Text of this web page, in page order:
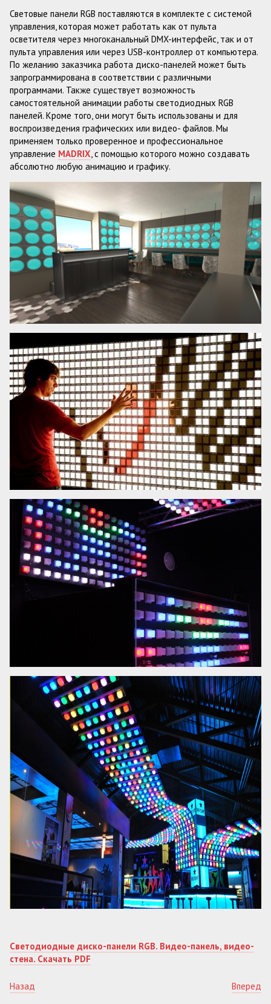
Световые панели RGB поставляются в комплекте с системой
управления, которая может работать как от пульта
осветителя через многоканальный DMX-интерфейс, так и от
пульта управления или через USB-контроллер от компьютера.
По желанию заказчика работа диско-панелей может быть
запрограммирована в соответствии с различными
программами. Также существует возможность
самостоятельной анимации работы светодиодных RGB
панелей. Кроме того, они могут быть использованы и для
воспроизведения графических или видео- файлов. Мы
применяем только проверенное и профессиональное
управление MADRIX, с помощью которого можно создавать
абсолютно любую анимацию и графику.
Светодиодные диско-панели RGB. Видео-панель, видео-
стена. Скачать PDF
Назад Вперед